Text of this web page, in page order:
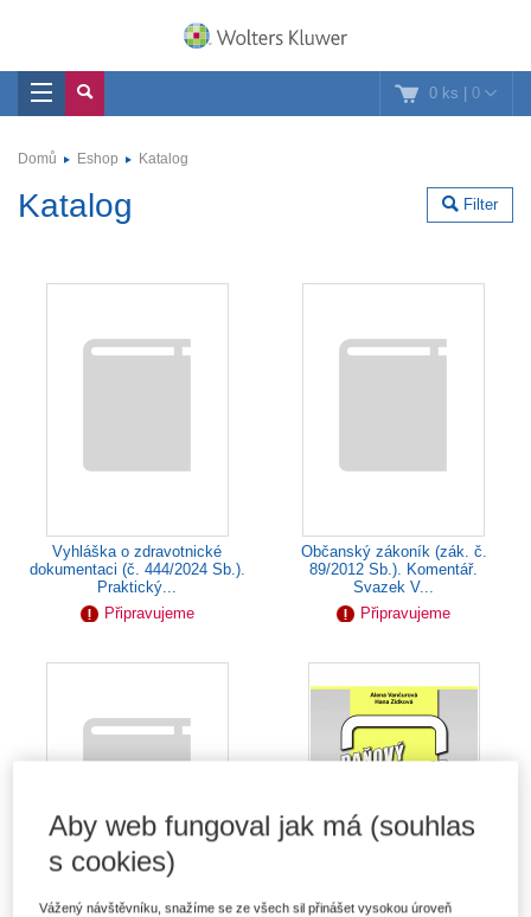
0 ks | 0
Domů Eshop Katalog
Filter
Katalog
Vyhláška o zdravotnické
dokumentaci (č. 444/2024 Sb.).
Praktický...
Připravujeme
Občanský zákoník (zák. č.
89/2012 Sb.). Komentář.
Svazek V...
Připravujeme
Aby web fungoval jak má (souhlas
s cookies)
Vážený návštěvníku, snažíme se ze všech sil přinášet vysokou úroveň